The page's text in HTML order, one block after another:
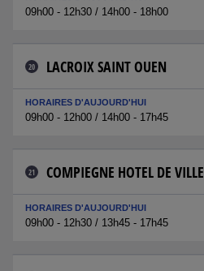
09h00 - 12h30 / 14h00 - 18h00
20 LACROIX SAINT OUEN
HORAIRES D'AUJOURD'HUI
09h00 - 12h00 / 14h00 - 17h45
21 COMPIEGNE HOTEL DE VILLE
HORAIRES D'AUJOURD'HUI
09h00 - 12h30 / 13h45 - 17h45